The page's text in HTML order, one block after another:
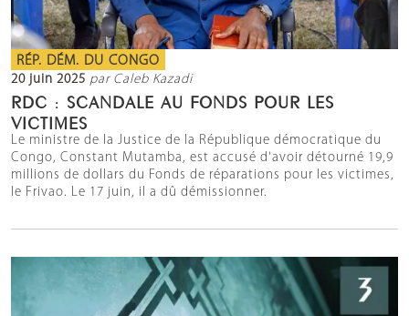
RÉP. DÉM. DU CONGO
20 juin 2025 par Caleb Kazadi
RDC : SCANDALE AU FONDS POUR LES
VICTIMES
Le ministre de la Justice de la République démocratique du
Congo, Constant Mutamba, est accusé d'avoir détourné 19,9
millions de dollars du Fonds de réparations pour les victimes,
le Frivao. Le 17 juin, il a dû démissionner.